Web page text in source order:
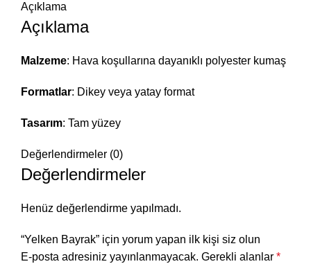
Açıklama
Açıklama
Malzeme: Hava koşullarına dayanıklı polyester kumaş
Formatlar: Dikey veya yatay format
Tasarım: Tam yüzey
Değerlendirmeler (0)
Değerlendirmeler
Henüz değerlendirme yapılmadı.
“Yelken Bayrak” için yorum yapan ilk kişi siz olun
E-posta adresiniz yayınlanmayacak. Gerekli alanlar *